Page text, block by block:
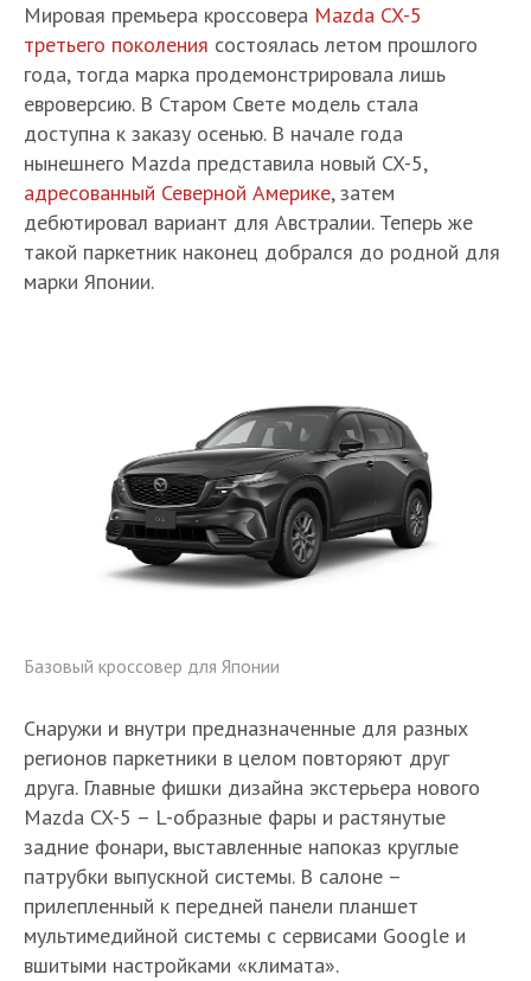
Мировая премьера кроссовера Mazda CX-5
третьего поколения состоялась летом прошлого
года, тогда марка продемонстрировала лишь
евроверсию. В Старом Свете модель стала
доступна к заказу осенью. В начале года
нынешнего Mazda представила новый CX-5,
адресованный Северной Америке, затем
дебютировал вариант для Австралии. Теперь же
такой паркетник наконец добрался до родной для
марки Японии.
Базовый кроссовер для Японии
Снаружи и внутри предназначенные для разных
регионов паркетники в целом повторяют друг
друга. Главные фишки дизайна экстерьера нового
Mazda CX-5 – L-образные фары и растянутые
задние фонари, выставленные напоказ круглые
патрубки выпускной системы. В салоне –
прилепленный к передней панели планшет
мультимедийной системы с сервисами Google и
вшитыми настройками «климата».